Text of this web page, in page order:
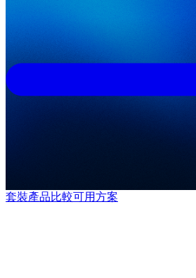
套裝產品比較可用方案